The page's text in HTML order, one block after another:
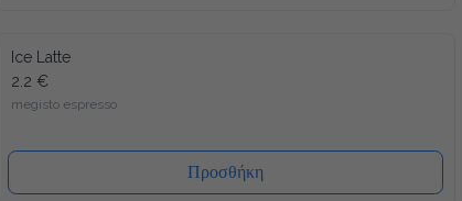
Ice Latte
2.2 €
megisto espresso
Προσθήκη